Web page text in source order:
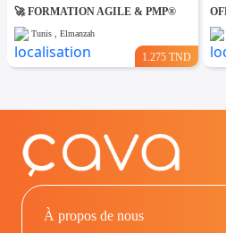
🚀 FORMATION AGILE & PMP®
Tunis , Elmanzah
1.275 TND
À propos de nous